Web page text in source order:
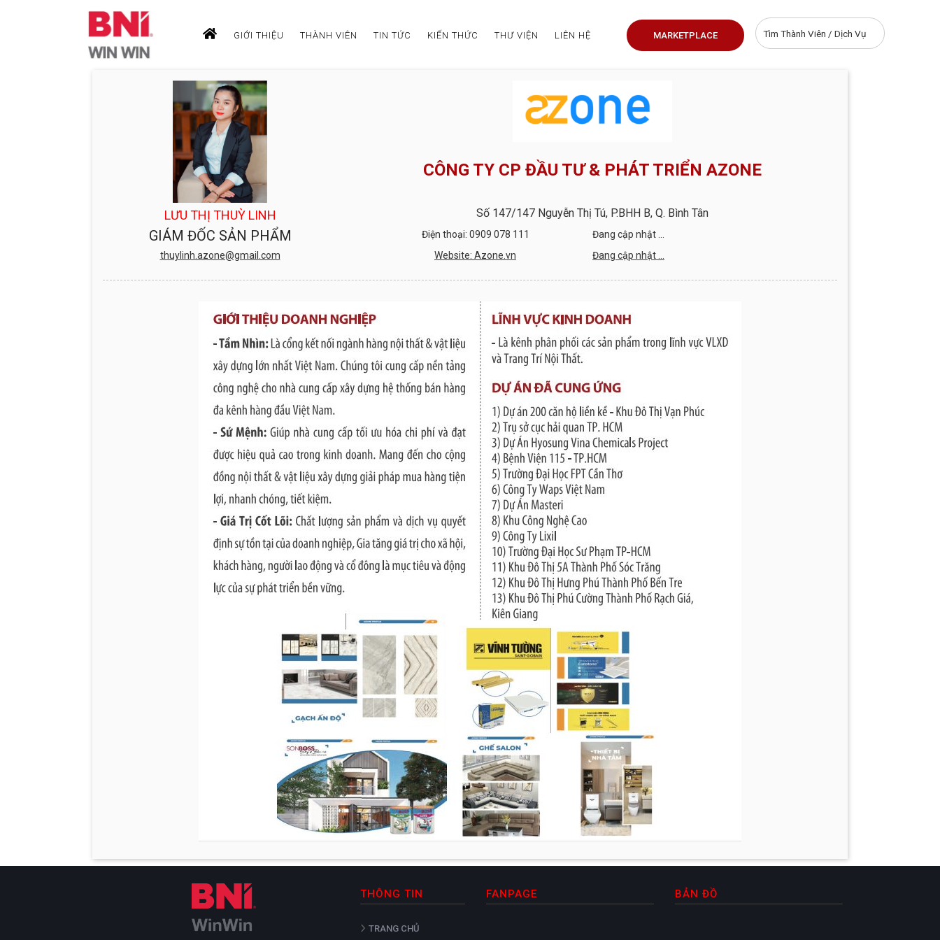
GIỚI THIỆU THÀNH VIÊN TIN TỨC KIẾN THỨC THƯ VIỆN LIÊN HỆ MARKETPLACE
CÔNG TY CP ĐẦU TƯ & PHÁT TRIỂN AZONE
LƯU THỊ THUỲ LINH
GIÁM ĐỐC SẢN PHẨM
thuylinh.azone@gmail.com
Số 147/147 Nguyễn Thị Tú, P.BHH B, Q. Bình Tân
Điện thoại: 0909 078 111
Đang cập nhật ...
Website: Azone.vn
Đang cập nhật ...
THÔNG TIN
TRANG CHỦ
FANPAGE BẢN ĐỒ